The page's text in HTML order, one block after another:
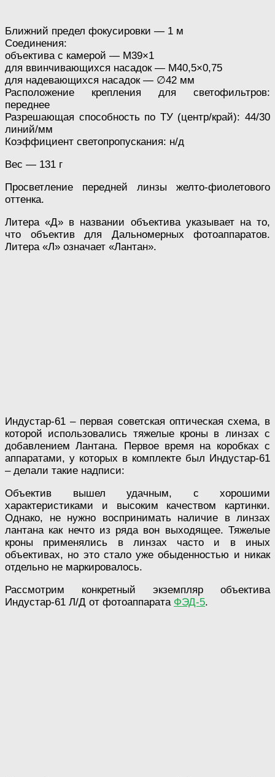
Ближний предел фокусировки — 1 м
Соединения:
объектива с камерой — M39×1
для ввинчивающихся насадок — M40,5×0,75
для надевающихся насадок — ∅42 мм
Расположение крепления для светофильтров:
переднее
Разрешающая способность по ТУ (центр/край): 44/30
линий/мм
Коэффициент светопропускания: н/д
Вес — 131 г
Просветление передней линзы желто-фиолетового
оттенка.
Литера «Д» в названии объектива указывает на то,
что объектив для Дальномерных фотоаппаратов.
Литера «Л» означает «Лантан».
Индустар-61 – первая советская оптическая схема, в
которой использовались тяжелые кроны в линзах с
добавлением Лантана. Первое время на коробках с
аппаратами, у которых в комплекте был Индустар-61
– делали такие надписи:
Объектив вышел удачным, с хорошими
характеристиками и высоким качеством картинки.
Однако, не нужно воспринимать наличие в линзах
лантана как нечто из ряда вон выходящее. Тяжелые
кроны применялись в линзах часто и в иных
объективах, но это стало уже обыденностью и никак
отдельно не маркировалось.
Рассмотрим конкретный экземпляр объектива
Индустар-61 Л/Д от фотоаппарата ФЭД-5.